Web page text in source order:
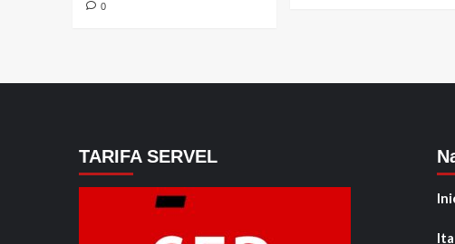
0
TARIFA SERVEL